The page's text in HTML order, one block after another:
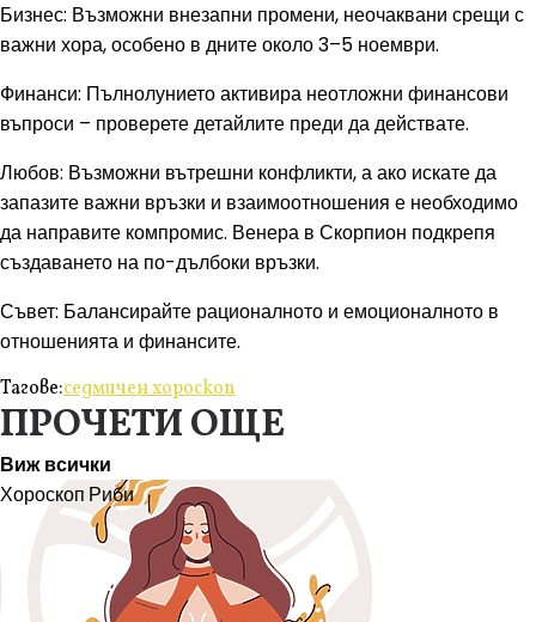
Бизнес: Възможни внезапни промени, неочаквани срещи с
важни хора, особено в дните около 3–5 ноември.
Финанси: Пълнолунието активира неотложни финансови
въпроси – проверете детайлите преди да действате.
Любов: Възможни вътрешни конфликти, а ако искате да
запазите важни връзки и взаимоотношения е необходимо
да направите компромис. Венера в Скорпион подкрепя
създаването на по-дълбоки връзки.
Съвет: Балансирайте рационалното и емоционалното в
отношенията и финансите.
Тагове:седмичен хороскоп
ПРОЧЕТИ ОЩЕ
Виж всички
Хороскоп Риби